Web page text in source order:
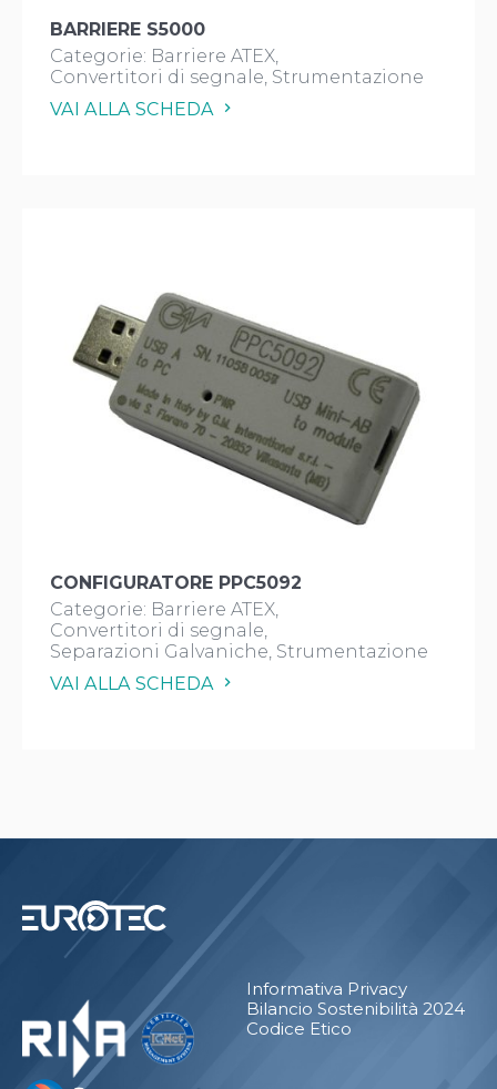
BARRIERE S5000
Categorie: Barriere ATEX
Convertitori di segnale Strumentazione
VAI ALLA SCHEDA
CONFIGURATORE PPC5092
Categorie: Barriere ATEX
Convertitori di segnale
Separazioni Galvaniche Strumentazione
VAI ALLA SCHEDA
Informativa Privacy
Bilancio Sostenibilità 2024
Codice Etico